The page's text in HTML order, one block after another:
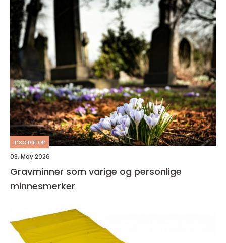
inspiration
03. May 2026
Gravminner som varige og personlige
minnesmerker